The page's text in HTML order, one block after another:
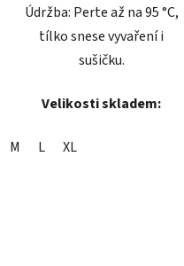
Údržba: Perte až na 95 °C,
tílko snese vyvaření i
sušičku.
Velikosti skladem:
M L XL